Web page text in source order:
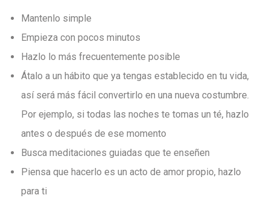
Mantenlo simple
Empieza con pocos minutos
Hazlo lo más frecuentemente posible
Átalo a un hábito que ya tengas establecido en tu vida,
así será más fácil convertirlo en una nueva costumbre.
Por ejemplo, si todas las noches te tomas un té, hazlo
antes o después de ese momento
Busca meditaciones guiadas que te enseñen
Piensa que hacerlo es un acto de amor propio, hazlo
para ti